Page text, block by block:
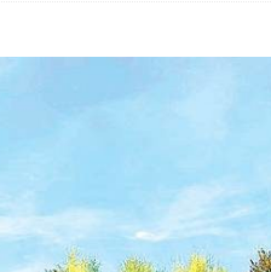
La festa di San Rocco dimostra che
Alba: lunedì 10 agosto tornano le
A Grinzane Cavour sono finiti i lavori